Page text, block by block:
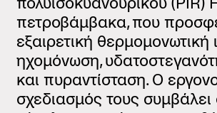
πολυισοκυανουρικού (PIR)
πετροβάμβακα, που
εξαιρετική θερμομονωτική
ηχομόνωση,
και πυραντίσταση. Ο
σχεδιασμός τους συμβάλει